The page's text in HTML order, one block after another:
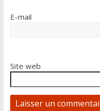
E-mail
Site web